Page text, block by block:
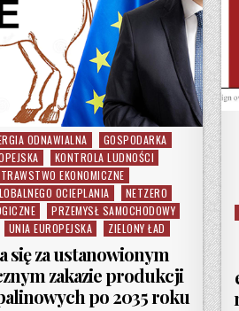
ODNAWIALNA
GOSPODARKA
KONTROLA LUDNOŚCI
EKONOMICZNE
OCIEPLANIA
NETZERO
PRZEMYSŁ SAMOCHODOWY
UNIA EUROPEJSKA ZIELONY ŁAD
się za ustanowionym
zakazie produkcji
po 2035 roku